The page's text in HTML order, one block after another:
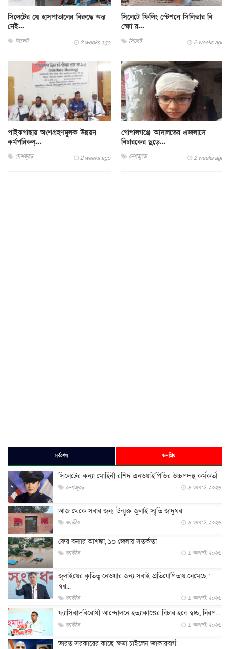
সিলেটের যে হাসপাতালের বিরুদ্ধে অন্ত
নেই...
সিলেট 2 weeks ago
সিলেটে ফিলিং স্টেশনে সিলিন্ডার বি
স্ফো র...
সিলেট 2 weeks ago
পাইকগাছায় অংশগ্রহণমূলক উন্নয়ন
কর্মপরিকল্...
দেশজুড়ে 2 weeks ago
গোপালগঞ্জে আদালতের এজলাসে
বিচারকের ছুড়ে...
দেশজুড়ে 2 weeks ago
সর্বশেষ জনপ্রিয়
সিলেটের কন্যা মোহিনী রশিদ এনওয়াইপিডির উচ্চপদস্থ কর্মকর্তা
দেশজুড়ে ৬ আগস্ট, ২০২৬
আজ থেকে সবার জন্য উন্মুক্ত জুলাই স্মৃতি জাদুঘর
জাতীয় ৬ আগস্ট, ২০২৬
ফের বন্যার আশঙ্কা, ১০ জেলায় সতর্কতা
জাতীয় ৬ আগস্ট, ২০২৬
জুলাইয়ের কৃতিত্ব নেওয়ার জন্য সবাই প্রতিযোগিতায় নেমেছে :
স্বর...
জাতীয় ৬ আগস্ট, ২০২৬
ফ্যাসিবাদবিরোধী আন্দোলনে হত্যাকাণ্ডের বিচার হবে স্বচ্ছ, নিরপ...
জাতীয় ৬ আগস্ট, ২০২৬
ভারত সরকারের কাছে ক্ষমা চাইলেন জাকারবার্গ